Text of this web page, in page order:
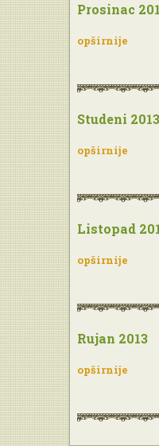
Prosinac
opširnije
Studeni 2013
opširnije
Listopad
opširnije
Rujan 2013
opširnije